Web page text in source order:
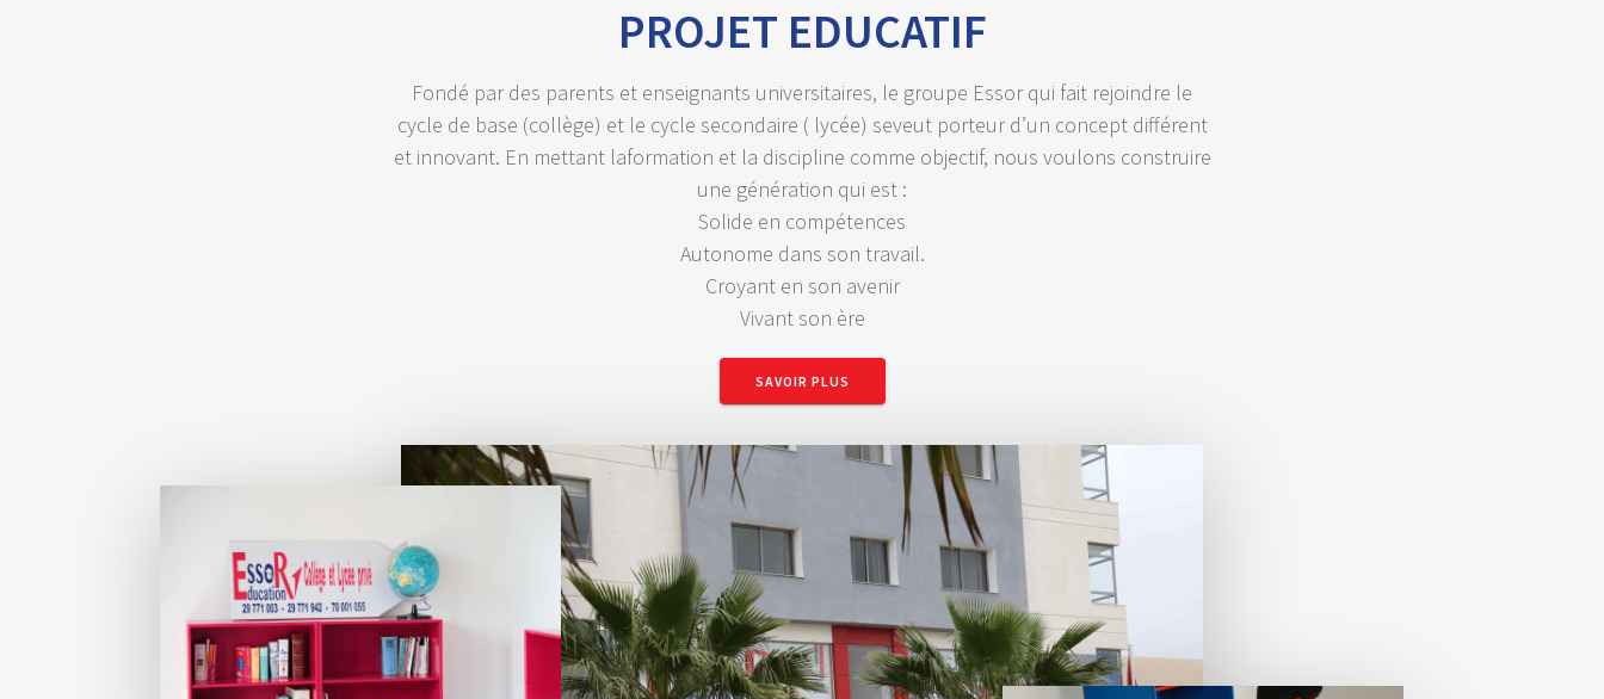
PROJET EDUCATIF
Fondé par des parents et enseignants universitaires, le groupe Essor qui fait rejoindre le
cycle de base (collège) et le cycle secondaire ( lycée) seveut porteur d’un concept différent
et innovant. En mettant laformation et la discipline comme objectif, nous voulons construire
une génération qui est :
Solide en compétences
Autonome dans son travail.
Croyant en son avenir
Vivant son ère
SAVOIR PLUS